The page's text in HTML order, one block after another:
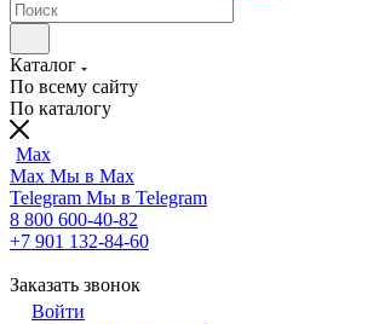
Каталог
По всему сайту
По каталогу
Max
Max Мы в Max
Telegram Мы в Telegram
8 800 600-40-82
+7 901 132-84-60
Заказать звонок
Войти